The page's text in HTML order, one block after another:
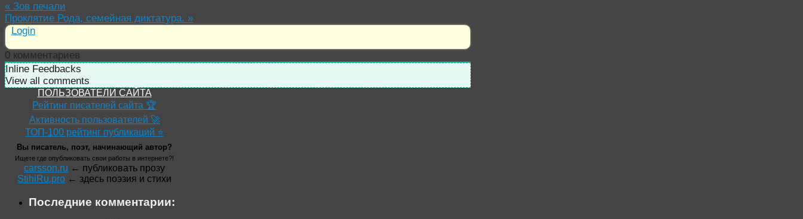
« Зов печали
Проклятие Рода, семейная диктатура. »
Login
0 комментариев
Inline Feedbacks
View all comments
ПОЛЬЗОВАТЕЛИ САЙТА
Рейтинг писателей сайта 🏆
Активность пользователей 🚀
ТОП-100 рейтинг публикаций ⭐
Вы писатель, поэт, начинающий автор?
Ищете где опубликовать свои работы в интернете?!
carsson.ru ← публиковать прозу
StihiRu.pro ← здесь поэзия и стихи
Последние комментарии: